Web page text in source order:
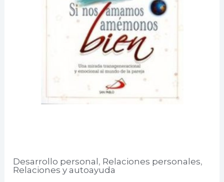
Desarrollo personal , Relaciones personales,
Relaciones y autoayuda